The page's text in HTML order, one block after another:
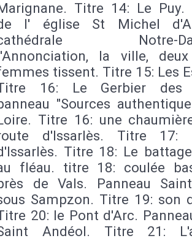
Titre 14: Le Puy.
l' église St Michel
Notre-
la ville,
tissent. Titre 15: Les
16: Le Gerbier des
"Sources
Titre 16: une
d'Issarlès. Titre 17:
Titre 18: Le
fléau. titre 18: coulée
de Vals. Panneau
Sampzon. Titre 19: son
20: le Pont d'Arc.
Andéol. Titre 21: